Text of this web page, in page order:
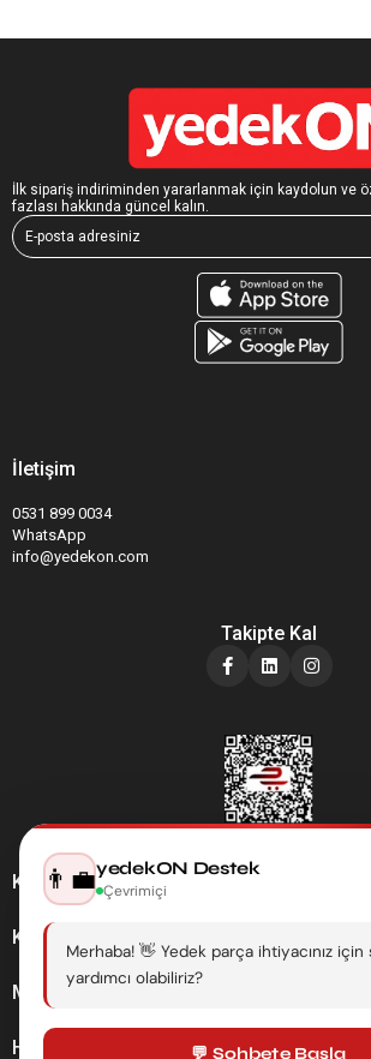
İlk sipariş indiriminden yararlanmak için kaydolun ve
fazlası hakkında güncel kalın.
İletişim
0531 899 0034
WhatsApp
info@yedekon.com
Takipte Kal
Kategoriler
Kurumsal
Müşteri Hizmetleri
Hesabım
👨‍💼yedekON Destek
Çevrimiçi
Merhaba! 👋 Yedek parça ihtiyacınız için
yardımcı olabiliriz?
💬 Sohbete Başla